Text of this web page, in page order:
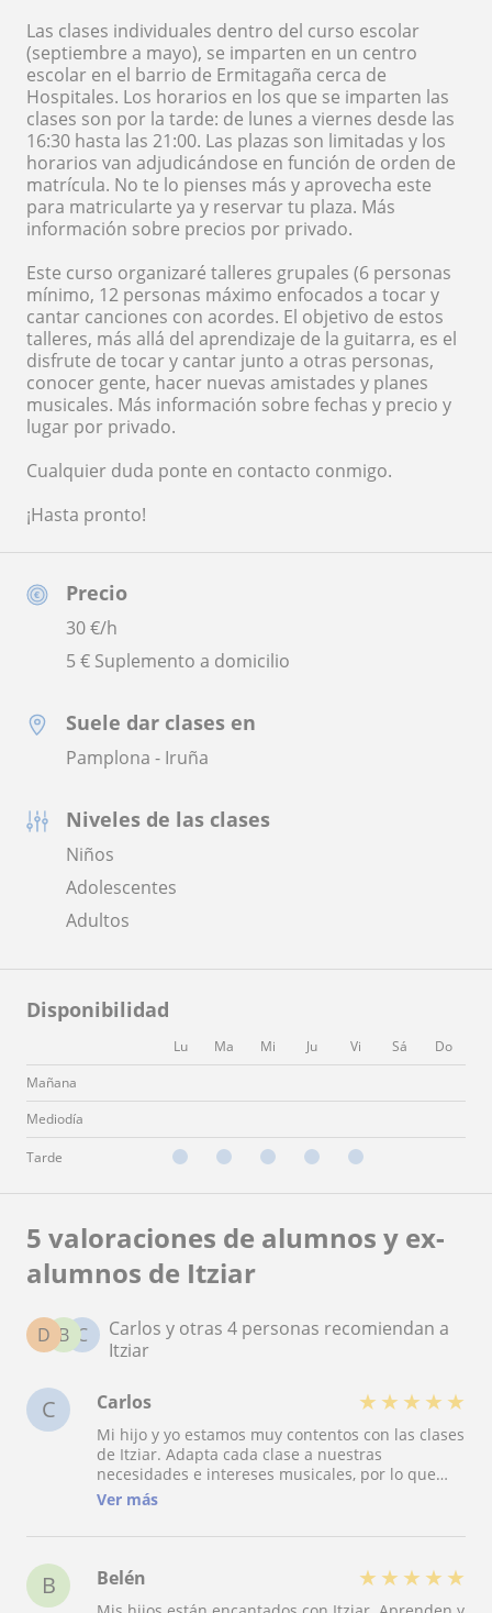
Precio
30€/h
5 € Suplemento a domicilio
Suele dar clases en
Pamplona - Iruña
Niveles de las clases
Niños
Adolescentes
Adultos
Disponibilidad
Lu Ma Mi Ju Vi Sá
Do
Mañana
Mediodía
Tarde
Las clases individuales dentro del curso escolar
(septiembre a mayo), se imparten en un centro
escolar en el barrio de Ermitagaña cerca de
Hospitales. Los horarios en los que se imparten las
clases son por la tarde: de lunes a viernes desde las
16:30 hasta las 21:00. Las plazas son limitadas y los
horarios van adjudicándose en función de orden de
matrícula. No te lo pienses más y aprovecha este
para matricularte ya y reservar tu plaza. Más
información sobre precios por privado.
Este curso organizaré talleres grupales (6 personas
mínimo, 12 personas máximo enfocados a tocar y
cantar canciones con acordes. El objetivo de estos
talleres, más allá del aprendizaje de la guitarra, es el
disfrute de tocar y cantar junto a otras personas,
conocer gente, hacer nuevas amistades y planes
musicales. Más información sobre fechas y precio y
lugar por privado.
Cualquier duda ponte en contacto conmigo.
¡Hasta pronto!
5 valoraciones de alumnos y ex-
alumnos de Itziar
C
B
D
Carlos y otras 4 personas recomiendan a
Itziar
C Carlos ★ ★ ★ ★ ★
Mi hijo y yo estamos muy contentos con las clases
de Itziar. Adapta cada clase a nuestras
necesidades e intereses musicales, por lo que
vamos cada semana con muchas ganas de
clases a cualquier familia que quiera que sus
ambiente distendido y estimulante.
Ver más
B Belén ★ ★ ★ ★ ★